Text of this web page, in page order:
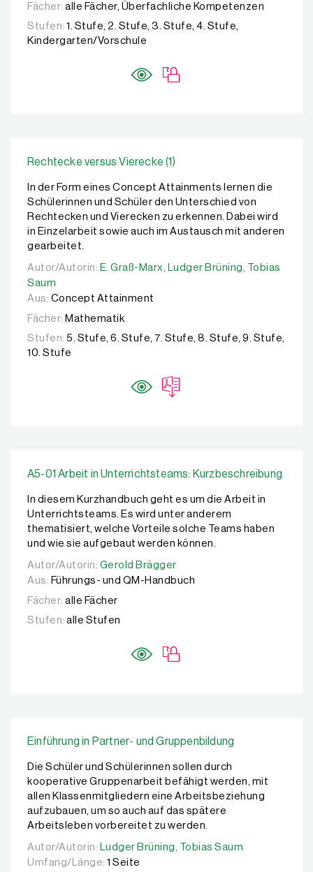
Fächer: alle Fächer, Überfachliche Kompetenzen
Stufen: 1. Stufe, 2. Stufe, 3. Stufe, 4. Stufe,
Kindergarten/Vorschule
Rechtecke versus Vierecke (1)
In der Form eines Concept Attainments lernen die
Schülerinnen und Schüler den Unterschied von
Rechtecken und Vierecken zu erkennen. Dabei wird
in Einzelarbeit sowie auch im Austausch mit anderen
gearbeitet.
Autor/Autorin: E. Graß-Marx, Ludger Brüning, Tobias Saum
Autor/Autorin: E. Graß-Marx, Ludger Brüning,
Tobias
Saum
Aus: Concept Attainment
Fächer: Mathematik
Stufen: 5. Stufe, 6. Stufe, 7. Stufe, 8. Stufe, 9. Stufe,
10. Stufe
A5-01 Arbeit in Unterrichtsteams: Kurzbeschreibung
In diesem Kurzhandbuch geht es um die Arbeit in
Unterrichtsteams. Es wird unter anderem
thematisiert, welche Vorteile solche Teams haben
und wie sie aufgebaut werden können.
Autor/Autorin: Gerold Brägger
Autor/Autorin: Gerold Brägger
Aus: Führungs- und QM-Handbuch
Fächer: alle Fächer
Stufen: alle Stufen
Einführung in Partner- und Gruppenbildung
Die Schüler und Schülerinnen sollen durch
kooperative Gruppenarbeit befähigt werden, mit
allen Klassenmitgliedern eine Arbeitsbeziehung
aufzubauen, um so auch auf das spätere
Arbeitsleben vorbereitet zu werden.
Autor/Autorin: Ludger Brüning, Tobias Saum
Autor/Autorin: Ludger Brüning,
Tobias Saum
Umfang/Länge: 1 Seite